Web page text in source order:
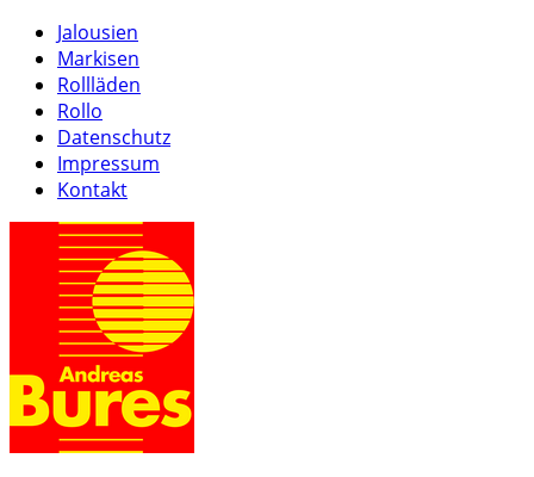
Jalousien
Markisen
Rollläden
Rollo
Datenschutz
Impressum
Kontakt